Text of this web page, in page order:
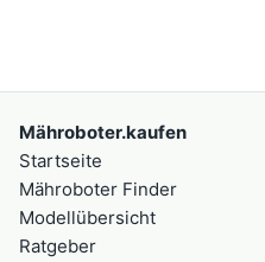
Mähroboter.kaufen
Startseite
Mähroboter Finder
Modellübersicht
Ratgeber